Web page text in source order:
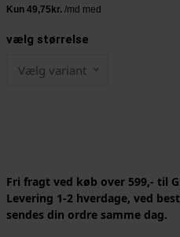
vælg størrelse
Vælg variant
Fri fragt ved køb over 599,- til
Levering 1-2 hverdage, ved
sendes din ordre samme dag.